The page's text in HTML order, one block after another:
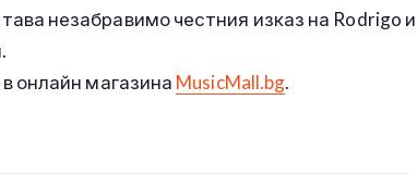
незабравимо честния изказ на Rodrigo и
онлайн магазина MusicMall.bg.